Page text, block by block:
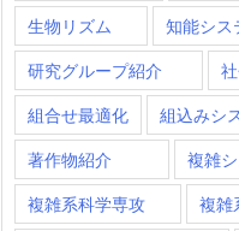
生物リズム 知能シス
研究グループ紹介
組合せ最適化 組込みシ
著作物紹介 複雑
複雑系科学専攻 複雑